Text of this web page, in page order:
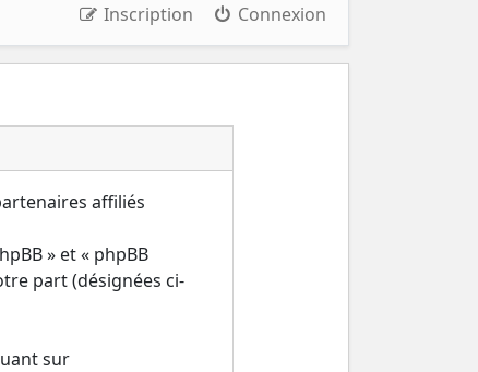
Inscription Connexion
affiliés
» et « phpBB
part (désignées ci-
sur